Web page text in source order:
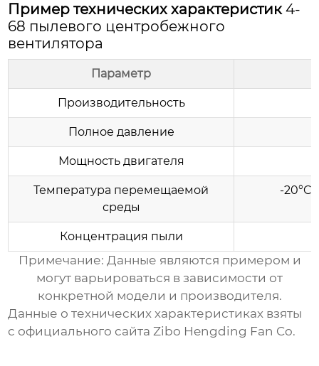
Пример технических характеристик4-
68 пылевого центробежного
вентилятора
Параметр
Производительность
Полное давление
Мощность двигателя
Температура перемещаемой
среды
-20°C
Концентрация пыли
Примечание: Данные являются примером и
могут варьироваться в зависимости от
конкретной модели и производителя.
Данные о технических характеристиках взяты
с официального сайта Zibo Hengding Fan Co.